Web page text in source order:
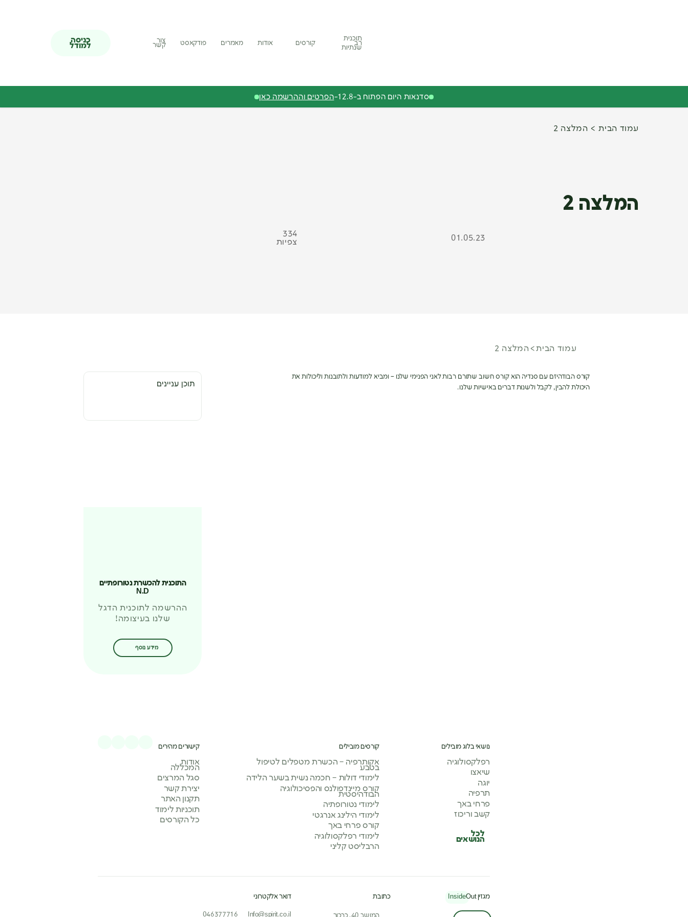
תוכנית
רב
שנתיות
קורסים אודות מאמרים פודקאסט צור
קשר
כניסה
למודל
סדנאות היום הפתוח ב-12.8- הפרטים וההרשמה כאן
עמוד הבית המלצה 2
המלצה 2
01.05.23
334
צפיות
עמוד הבית המלצה 2
קורס הבודהיזם עם סנדיה הוא קורס חשוב שתורם רבות לאני הפנימי שלנו – ומביא למודעות ולתובנות וליכולות את
היכולת להבין, לקבל ולשנות דברים באישיות שלנו.
תוכן עניינים
התוכנית להכשרת נטורופתיים
N.D
ההרשמה לתוכנית הדגל
שלנו בעיצומה!
מידע נוסף
נושאי בלוג מובילים
רפלקסולוגיה
שיאצו
יוגה
תרפיה
פרחי באך
קשב וריכוז
לכל
הנושאים
קורסים מובילים
אקותרפיה – הכשרת מטפלים לטיפול
בטבע
לימודי דולות – חכמה נשית בשער הלידה
קורס מיינדפולנס והפסיכולוגיה
הבודהיסטית
לימודי נטורופתיה
לימודי הילינג אנרגטי
קורס פרחי באך
לימודי רפלקסולוגיה
הרבליסט קליני
קישורים מהירים
אודות
המכללה
סגל המרצים
יצירת קשר
תקנון האתר
תוכניות לימוד
כל הקורסים
מגזין InsideOut כתובת
המושב 40, כרכור
דואר אלקטרוני
Info@spirit.co.il
046377716